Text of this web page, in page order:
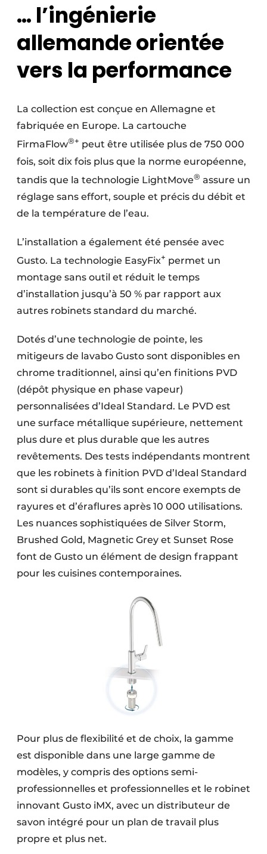
… l’ingénierie
allemande orientée
vers la performance
La collection est conçue en Allemagne et
fabriquée en Europe. La cartouche
FirmaFlow®+ peut être utilisée plus de 750 000
fois, soit dix fois plus que la norme européenne,
tandis que la technologie LightMove® assure un
réglage sans effort, souple et précis du débit et
de la température de l’eau.
L’installation a également été pensée avec
Gusto. La technologie EasyFix+ permet un
montage sans outil et réduit le temps
d’installation jusqu’à 50 % par rapport aux
autres robinets standard du marché.
Dotés d’une technologie de pointe, les
mitigeurs de lavabo Gusto sont disponibles en
chrome traditionnel, ainsi qu’en finitions PVD
(dépôt physique en phase vapeur)
personnalisées d’Ideal Standard. Le PVD est
une surface métallique supérieure, nettement
plus dure et plus durable que les autres
revêtements. Des tests indépendants montrent
que les robinets à finition PVD d’Ideal Standard
sont si durables qu’ils sont encore exempts de
rayures et d’éraflures après 10 000 utilisations.
Les nuances sophistiquées de Silver Storm,
Brushed Gold, Magnetic Grey et Sunset Rose
font de Gusto un élément de design frappant
pour les cuisines contemporaines.
Pour plus de flexibilité et de choix, la gamme
est disponible dans une large gamme de
modèles, y compris des options semi-
professionnelles et professionnelles et le robinet
innovant Gusto iMX, avec un distributeur de
savon intégré pour un plan de travail plus
propre et plus net.